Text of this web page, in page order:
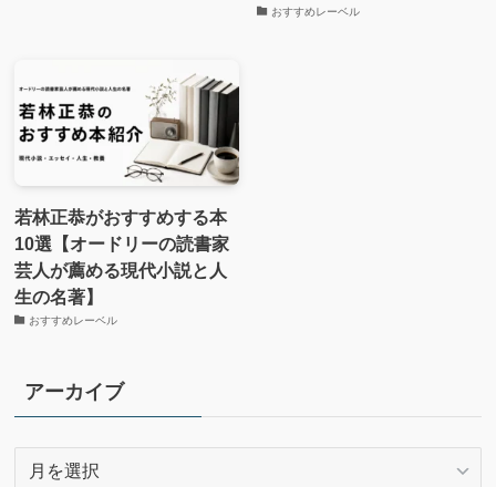
おすすめレーベル
若林正恭がおすすめする本
10選【オードリーの読書家
芸人が薦める現代小説と人
生の名著】
おすすめレーベル
アーカイブ